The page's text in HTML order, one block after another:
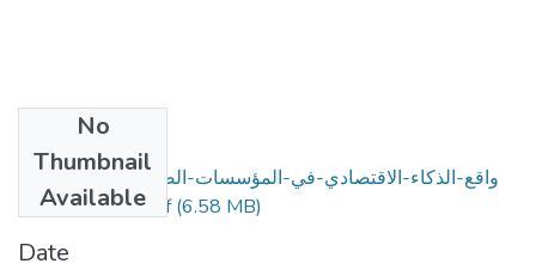
No
Thumbnail
Available
واقع-الذكاء-الاقتصادي-في-المؤسسات-الصغيرة-والمتوسطة-
مع-دراسة-حالة.pdf(6.58 MB)
Date